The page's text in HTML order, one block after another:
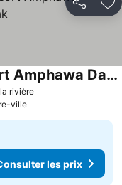
Partager
rivière
Na Tree Tara Riverside Resort Amphawa Damnoensaduak
ville
les prix